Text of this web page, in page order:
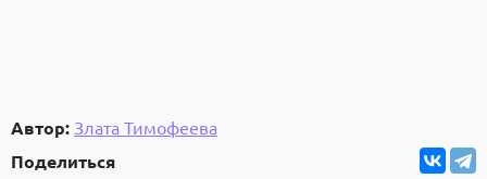
Автор: Злата Тимофеева
Поделиться